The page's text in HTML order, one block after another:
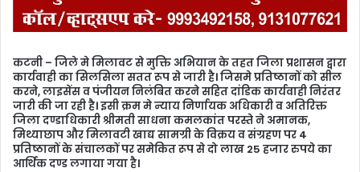
d
a
e
m
a
i
l
कटनी – जिले मे मिलावट से मुक्ति अभियान के तहत जिला प्रशासन द्वारा
कार्यवाही का सिलसिला सतत रूप से जारी है। जिसमे प्रतिष्ठानों को सील
करने, लाइसेंस व पंजीयन निलंबित करने सहित दांडिक कार्यवाही निरंतर
जारी की जा रही है। इसी क्रम मे न्याय निर्णायक अधिकारी व अतिरिक्त
जिला दण्डाधिकारी श्रीमती साधना कमलकांत परस्ते ने अमानक,
मिथ्याछाप और मिलावटी खाद्य सामग्री के विक्रय व संग्रहण पर 4
प्रतिष्ठानों के संचालकों पर समेकित रूप से दो लाख 25 हजार रुपये का
आर्थिक दण्ड लगाया गया है।